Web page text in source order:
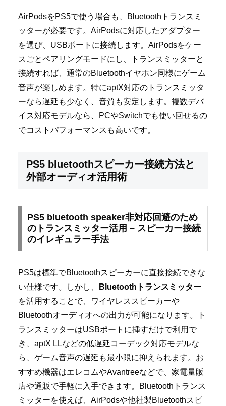
AirPodsをPS5で使う場合も、Bluetoothトランスミ
ッターが必要です。AirPodsに対応したアダプター
を選び、USBポートに接続します。AirPodsをケー
スごとペアリングモードにし、トランスミッターと
接続すれば、通常のBluetoothイヤホン同様にゲーム
音声が楽しめます。特にaptX対応のトランスミッタ
ーなら遅延も少なく、音質も安定します。複数デバ
イス対応モデルなら、PCやSwitchでも使い回せるの
でコストパフォーマンスも高いです。
PS5 bluetoothスピーカー接続方法と
外部オーディオ活用術
PS5 bluetooth speaker非対応回避のため
のトランスミッター活用 – スピーカー接続
のイレギュラー手法
PS5は標準でBluetoothスピーカーに直接接続できな
い仕様です。しかし、
Bluetoothトランスミッター
を活用することで、ワイヤレススピーカーや
Bluetoothオーディオへの出力が可能になります。ト
ランスミッターはUSBポートに挿すだけで利用で
き、aptX LLなどの低遅延コーデック対応モデルな
ら、ゲーム音声の遅延も最小限に抑えられます。お
すすめ機器はエレコムやAvantreeなどで、家電量販
店や通販で手軽に入手できます。Bluetoothトランス
ミッターを使えば、AirPodsや他社製Bluetoothスピ